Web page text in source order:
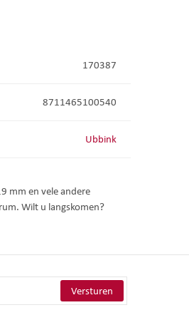
170387
8711465100540
Ubbink
mm en vele andere
Wilt u langskomen?